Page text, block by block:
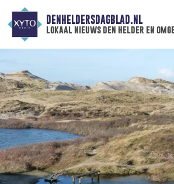
DENHELDERSDAGBLAD.NL
lokaal nieuws den helder en